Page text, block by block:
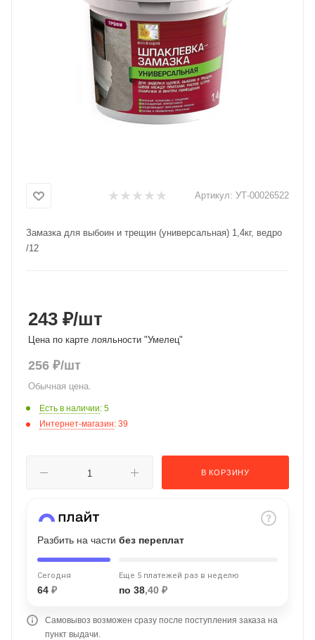
Артикул: УТ-00026522
Замазка для выбоин и трещин (универсальная) 1,4кг, ведро
/12
243 ₽/шт
Цена по карте лояльности "Умелец"
256 ₽/шт
Обычная цена.
Есть в наличии: 5
Интернет-магазин: 39
В КОРЗИНУ
Разбить на части без переплат
Сегодня
64 ₽
Еще 5 платежей раз в неделю
по 38,40 ₽
Самовывоз возможен сразу после поступления заказа на
пункт выдачи.
Добавляйте товары
в корзину
Оплачивайте сегодня только
% картой любого банка
списыватьсяс вашей карты
Подробнее
об оплате Плайтом
8 800 302-02-51